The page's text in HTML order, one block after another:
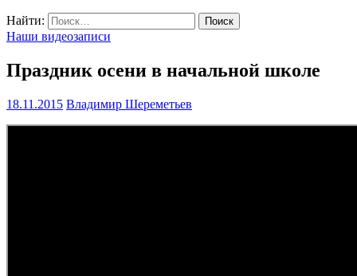
Найти:
Наши видеозаписи
Праздник осени в начальной школе
18.11.2015 Владимир Шереметьев